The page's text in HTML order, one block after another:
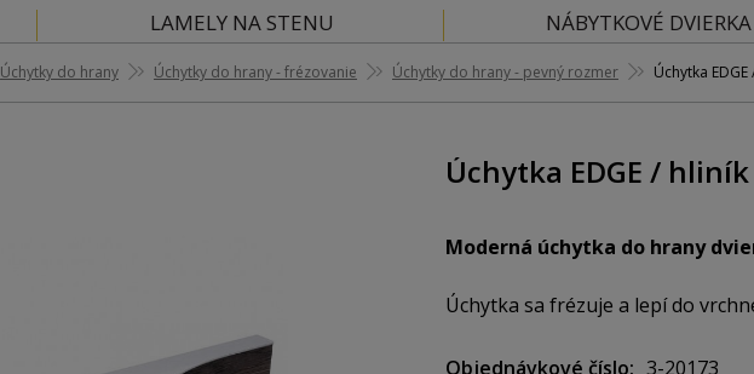
LAMELY NA STENU NÁBYTKOVÉ DVIERKA
Úchytky do hrany Úchytky do hrany - frézovanie Úchytky do hrany - pevný rozmer Úchytka
Úchytka EDGE /
Moderná úchytka do hrany
Úchytka sa frézuje a lepí do
Objednávkové číslo
3-20173